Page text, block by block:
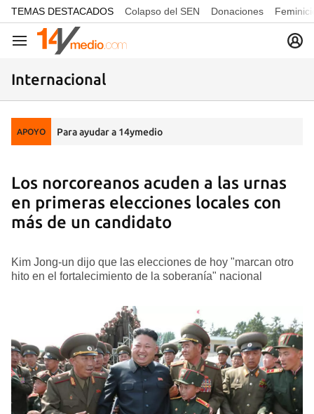
common.go-to-content
TEMAS DESTACADOS Colapso del SEN Donaciones
Navegación
Internacional
APOYO Para ayudar a 14ymedio
Los norcoreanos acuden a las urnas
en primeras elecciones locales con
más de un candidato
Kim Jong-un dijo que las elecciones de hoy "marcan otro
hito en el fortalecimiento de la soberanía" nacional